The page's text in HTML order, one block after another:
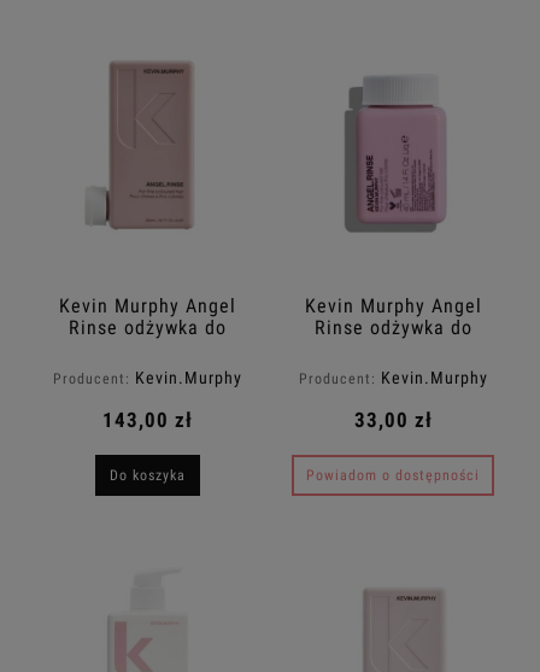
Kevin Murphy Angel
Rinse odżywka do
farbowanych 250ml
Producent: Kevin.Murphy
143,00 zł
Do koszyka
Kevin Murphy Angel
Rinse odżywka do
farbowanych 40ml
Producent: Kevin.Murphy
33,00 zł
Powiadom o dostępności